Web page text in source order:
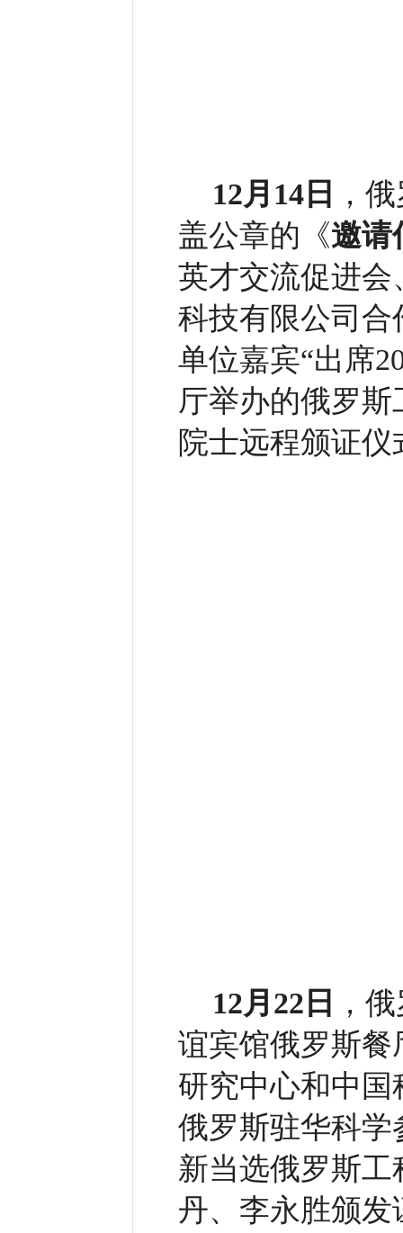
12月14日
，
盖公章的《邀请
英才交流促进
科技有限公司合
单位嘉宾“出席
厅举办的俄罗
院士远程颁证
12月22日
，
谊宾馆俄罗斯
研究中心和中
俄罗斯驻华科学
新当选俄罗斯
丹、李永胜颁